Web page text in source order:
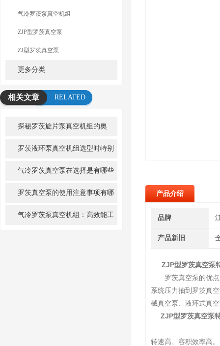
气冷罗茨泵真空机组
ZJP型罗茨真空泵
ZJ型罗茨真空泵
更多分类
相关文章
RELATED
探秘罗茨旋片泵真空机组的奥
秘！罗茨液环泵真空机组选型时特别
要注意什么呢
气冷罗茨真空泵在选择是有哪些
细节需要注意
罗茨真空泵的使用注意事项有哪
些？气冷罗茨泵真空机组：高效能工
产品介绍
品牌
产品新旧
ZJP型罗茨真空泵
罗茨真空泵的优点
系统压力抽到罗茨真
械真空泵、液环式真
ZJP型罗茨真空泵
转速高、容积效率高。